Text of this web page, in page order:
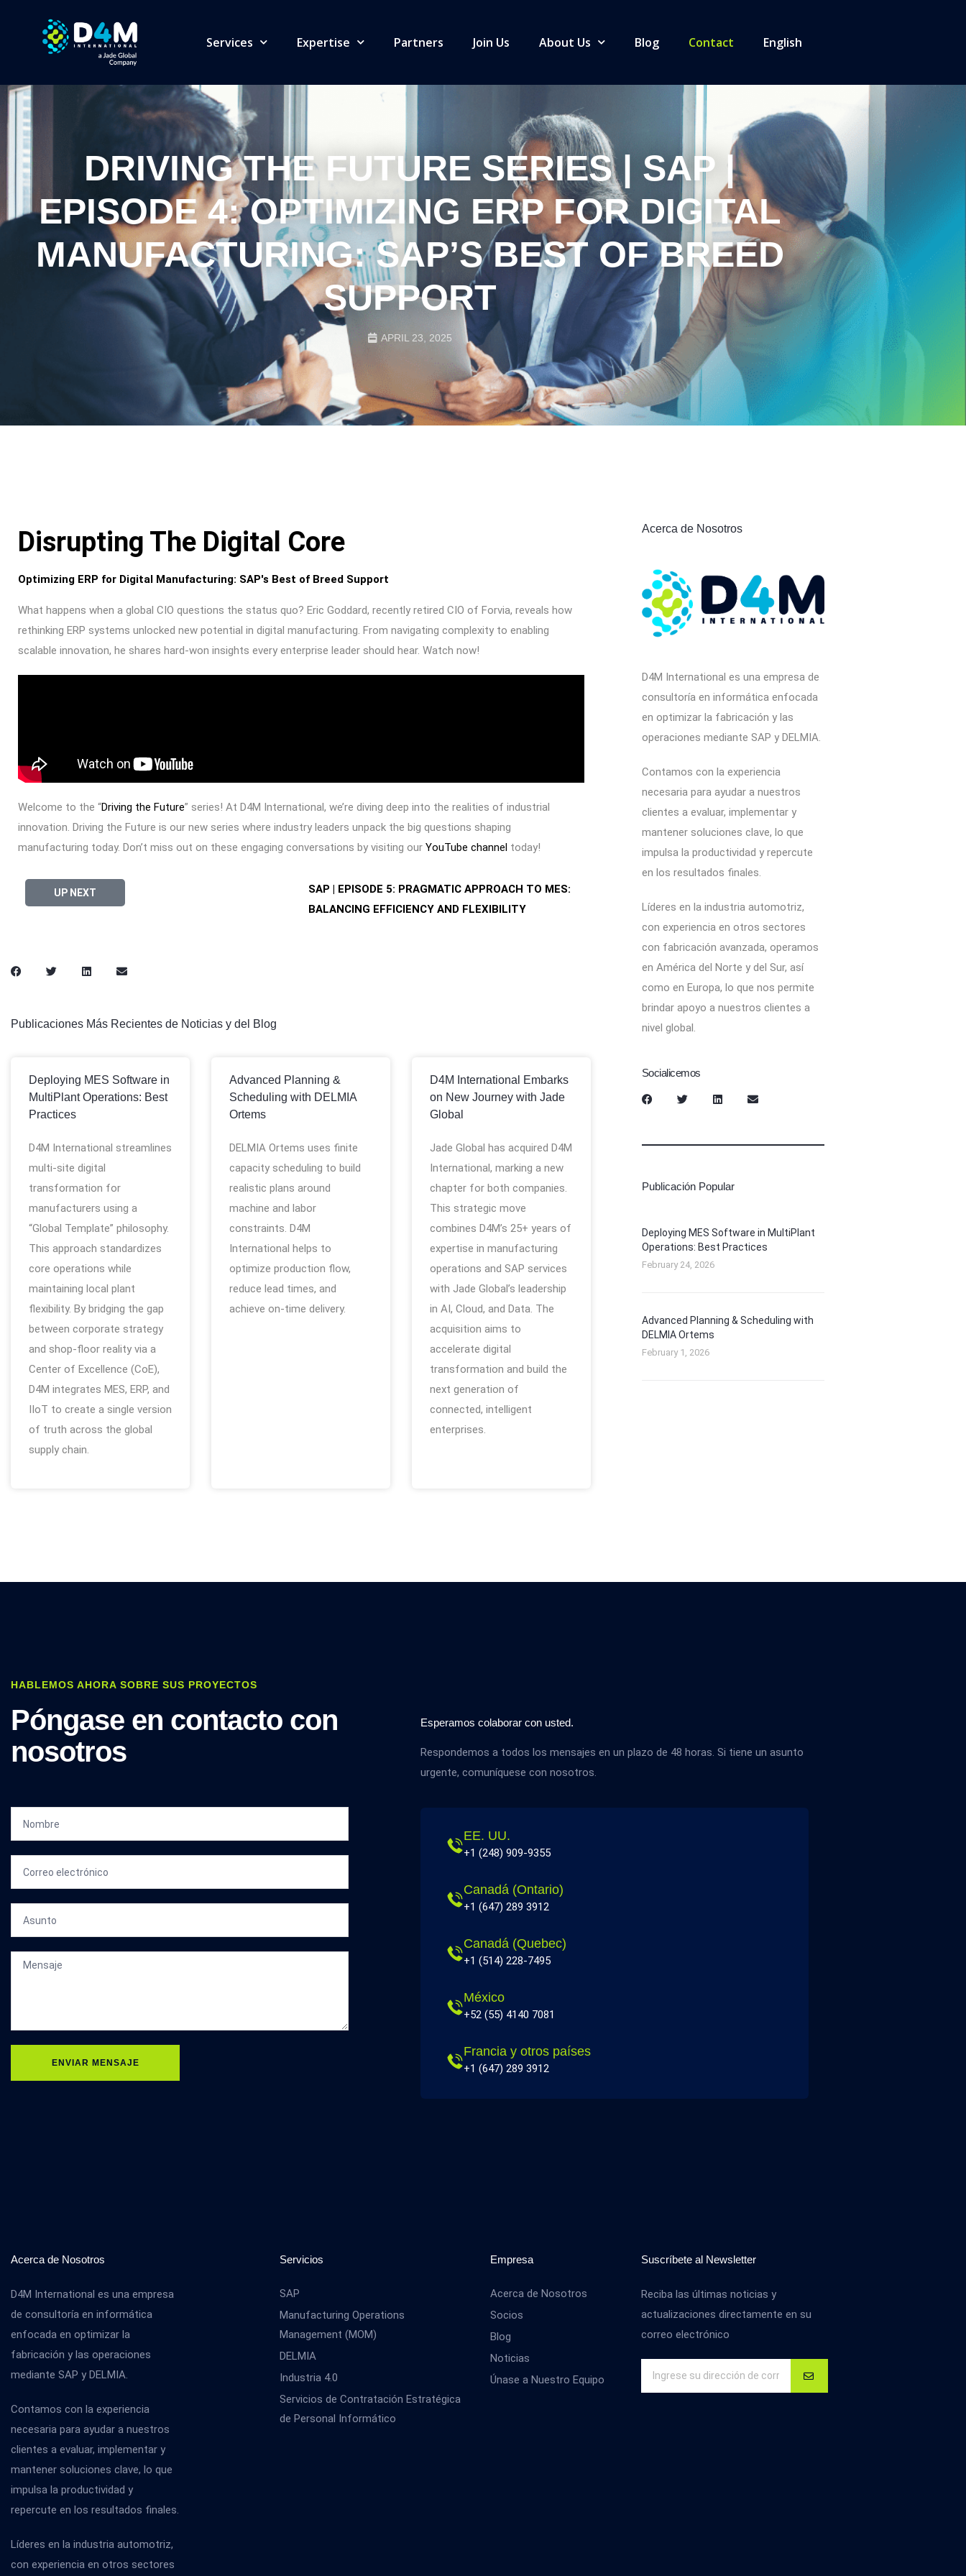
Services Expertise Partners Join Us About Us Blog Contact English
DRIVING THE FUTURE SERIES | SAP |
EPISODE 4: OPTIMIZING ERP FOR DIGITAL
MANUFACTURING: SAP’S BEST OF BREED
SUPPORT
APRIL 23, 2025
Disrupting The Digital Core
Optimizing ERP for Digital Manufacturing: SAP's Best of Breed Support
What happens when a global CIO questions the status quo? Eric Goddard, recently retired CIO of Forvia, reveals how
rethinking ERP systems unlocked new potential in digital manufacturing. From navigating complexity to enabling
scalable innovation, he shares hard-won insights every enterprise leader should hear. Watch now!
Welcome to the “Driving the Future” series! At D4M International, we’re diving deep into the realities of industrial
innovation. Driving the Future is our new series where industry leaders unpack the big questions shaping
manufacturing today. Don’t miss out on these engaging conversations by visiting our YouTube channel today!
UP NEXT
SAP | EPISODE 5: PRAGMATIC APPROACH TO MES:
BALANCING EFFICIENCY AND FLEXIBILITY
Publicaciones Más Recientes de Noticias y del Blog
Deploying MES Software in
MultiPlant Operations: Best
Practices
D4M International streamlines
multi-site digital
transformation for
manufacturers using a
“Global Template” philosophy.
This approach standardizes
core operations while
maintaining local plant
flexibility. By bridging the gap
between corporate strategy
and shop-floor reality via a
Center of Excellence (CoE),
D4M integrates MES, ERP, and
IIoT to create a single version
of truth across the global
supply chain.
Advanced Planning &
Scheduling with DELMIA
Ortems
DELMIA Ortems uses finite
capacity scheduling to build
realistic plans around
machine and labor
constraints. D4M
International helps to
optimize production flow,
reduce lead times, and
achieve on-time delivery.
D4M International Embarks
on New Journey with Jade
Global
Jade Global has acquired D4M
International, marking a new
chapter for both companies.
This strategic move
combines D4M’s 25+ years of
expertise in manufacturing
operations and SAP services
with Jade Global’s leadership
in AI, Cloud, and Data. The
acquisition aims to
accelerate digital
transformation and build the
next generation of
connected, intelligent
enterprises.
Acerca de Nosotros
D4M International es una empresa de
consultoría en informática enfocada
en optimizar la fabricación y las
operaciones mediante SAP y DELMIA.
Contamos con la experiencia
necesaria para ayudar a nuestros
clientes a evaluar, implementar y
mantener soluciones clave, lo que
impulsa la productividad y repercute
en los resultados finales.
Líderes en la industria automotriz,
con experiencia en otros sectores
con fabricación avanzada, operamos
en América del Norte y del Sur, así
como en Europa, lo que nos permite
brindar apoyo a nuestros clientes a
nivel global.
Socialicemos
Publicación Popular
Deploying MES Software in MultiPlant
Operations: Best Practices
February 24, 2026
Advanced Planning & Scheduling with
DELMIA Ortems
February 1, 2026
HABLEMOS AHORA SOBRE SUS PROYECTOS
Póngase en contacto con
nosotros
ENVIAR MENSAJE
Esperamos colaborar con usted.
Respondemos a todos los mensajes en un plazo de 48 horas. Si tiene un asunto
urgente, comuníquese con nosotros.
EE. UU.
+1 (248) 909-9355
Canadá (Ontario)
+1 (647) 289 3912
Canadá (Quebec)
+1 (514) 228-7495
México
+52 (55) 4140 7081
Francia y otros países
+1 (647) 289 3912
Acerca de Nosotros
D4M International es una empresa
de consultoría en informática
enfocada en optimizar la
fabricación y las operaciones
mediante SAP y DELMIA.
Contamos con la experiencia
necesaria para ayudar a nuestros
clientes a evaluar, implementar y
mantener soluciones clave, lo que
impulsa la productividad y
repercute en los resultados finales.
Líderes en la industria automotriz,
con experiencia en otros sectores
Servicios
SAP
Manufacturing Operations
Management (MOM)
DELMIA
Industria 4.0
Servicios de Contratación Estratégica
de Personal Informático
Empresa
Acerca de Nosotros
Socios
Blog
Noticias
Únase a Nuestro Equipo
Suscríbete al Newsletter
Reciba las últimas noticias y
actualizaciones directamente en su
correo electrónico